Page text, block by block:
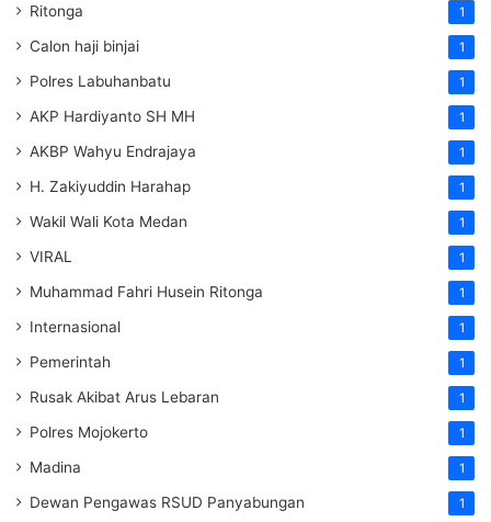
Ritonga 1
Calon haji binjai 1
Polres Labuhanbatu 1
AKP Hardiyanto SH MH 1
AKBP Wahyu Endrajaya 1
H. Zakiyuddin Harahap 1
Wakil Wali Kota Medan 1
VIRAL 1
Muhammad Fahri Husein Ritonga 1
Internasional 1
Pemerintah 1
Rusak Akibat Arus Lebaran 1
Polres Mojokerto 1
Madina 1
Dewan Pengawas RSUD Panyabungan 1